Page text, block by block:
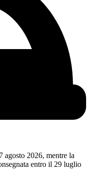
agosto 2026, mentre la
entro il 29 luglio